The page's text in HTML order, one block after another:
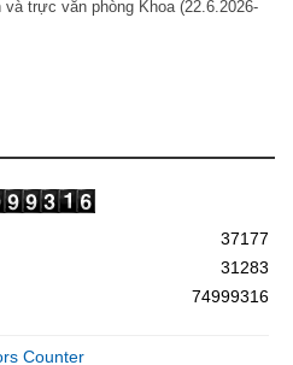
trực văn phòng Khoa (22.6.2026-
37177
31283
74999316
Counter